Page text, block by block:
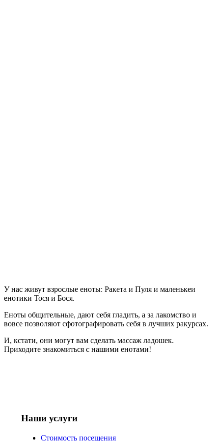
У нас живут взрослые еноты: Ракета и Пуля и маленькеи
енотики Тося и Бося.
Еноты общительные, дают себя гладить, а за лакомство и
вовсе позволяют сфотографировать себя в лучших ракурсах.
И, кстати, они могут вам сделать массаж ладошек.
Приходите знакомиться с нашими енотами!
Наши услуги
Стоимость посещения